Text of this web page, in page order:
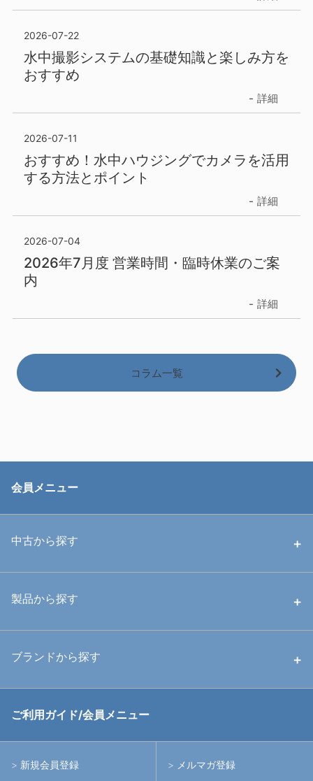
2026-07-22
水中撮影システムの基礎知識と楽しみ方を
おすすめ
詳細
2026-07-11
おすすめ！水中ハウジングでカメラを活用
する方法とポイント
詳細
2026-07-04
2026年7月度 営業時間・臨時休業のご案
内
詳細
コラム一覧
会員メニュー
中古から探す
中古ハウジング
中古アームシステム
製品から探す
ハウジング
ライト
ブランドから探す
RGBlue
イノン
ご利用ガイド/会員メニュー
新規会員登録 メルマガ登録